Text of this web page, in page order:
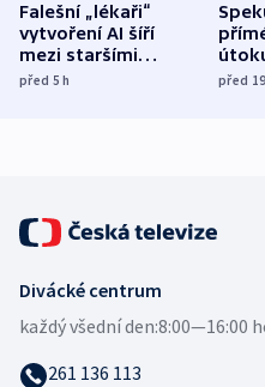
Falešní „lékaři“
vytvoření AI šíří
mezi staršími
Poláky nebezpečné
před 5h
míní
před
Divácké centrum
každý všední den:8:00—16:00
261 136 113